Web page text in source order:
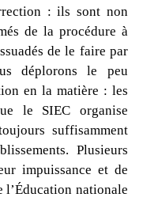
: ils sont non
de la procédure à
de le faire par
déplorons le peu
en la matière : les
le SIEC organise
suffisamment
Plusieurs
impuissance et de
l’Éducation nationale